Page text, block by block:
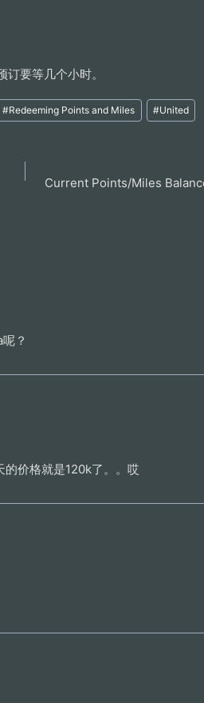
要等几个小时。
#Redeeming Points and Miles #United
Current Points/Miles
？
的价格就是120k了。。哎